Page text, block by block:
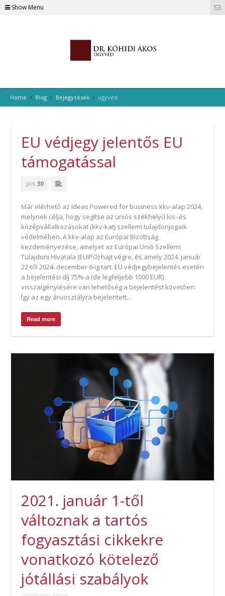
Show Menu
Home Blog Bejegyzések ügyvéd
EU védjegy jelentős EU
támogatással
JAN 30
Már elérhető az Ideas Powered for business kkv-alap 2024,
melynek célja, hogy segítse az uniós székhelyű kis- és
középvállalkozásokat (kkv-kat) szellemi tulajdonjogaik
védelmében. A kkv‑alap az Európai Bizottság
kezdeményezése, amelyet az Európai Unió Szellemi
Tulajdoni Hivatala (EUIPO) hajt végre, és amely 2024. január
22-től 2024. december 6-ig tart. EU védjegybejelentés esetén
a bejelentési díj 75%-a (de legfeljebb 1000 EUR)
visszaigénylésére van lehetőség a bejelentést követően.
Így az egy áruosztályra bejelentett…
Read more
2021. január 1-től
változnak a tartós
fogyasztási cikkekre
vonatkozó kötelező
jótállási szabályok